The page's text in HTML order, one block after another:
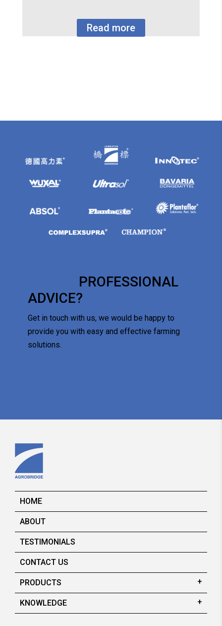
Read more
PROFESSIONAL
ADVICE?
Get in touch with us, we would be happy to
provide you with easy and effective farming
solutions.
HOME
ABOUT
TESTIMONIALS
CONTACT US
PRODUCTS
KNOWLEDGE